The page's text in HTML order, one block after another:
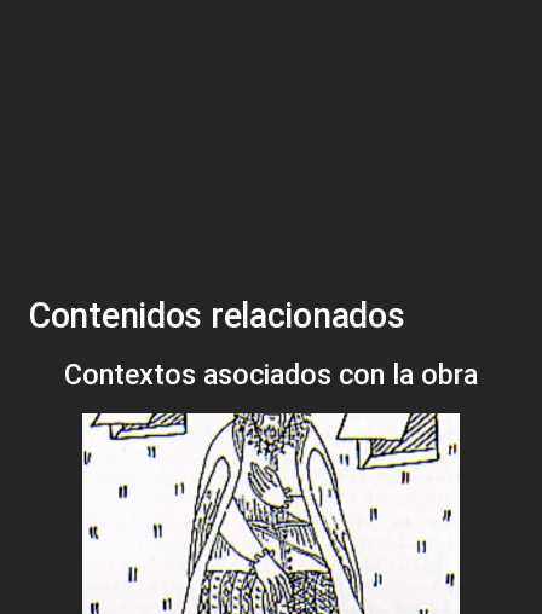
Contenidos relacionados
Contextos asociados con la obra